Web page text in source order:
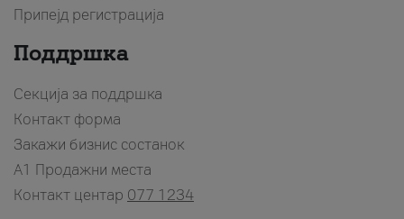
Припејд регистрација
Поддршка
Секција за поддршка
Контакт форма
Закажи бизнис состанок
A1 Продажни места
Контакт центар 077 1234